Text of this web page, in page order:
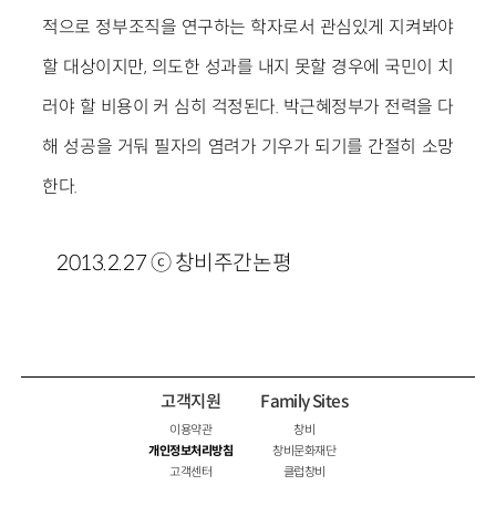
적으로 정부조직을 연구하는 학자로서 관심있게 지켜봐야
할 대상이지만, 의도한 성과를 내지 못할 경우에 국민이 치
러야 할 비용이 커 심히 걱정된다. 박근혜정부가 전력을 다
해 성공을 거둬 필자의 염려가 기우가 되기를 간절히 소망
한다.
2013.2.27 ⓒ 창비주간논평
고객지원
이용약관
개인정보처리방침
고객센터
Family Sites
창비
창비문화재단
클럽창비